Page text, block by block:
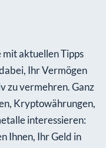
aktuellen Tipps
Ihr Vermögen
zu vermehren. Ganz
Kryptowährungen,
interessieren:
Ihnen, Ihr Geld in